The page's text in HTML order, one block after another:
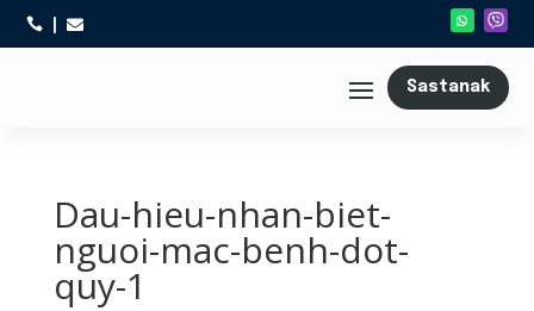
 
Sastanak
Dau-hieu-nhan-biet-
nguoi-mac-benh-dot-
quy-1